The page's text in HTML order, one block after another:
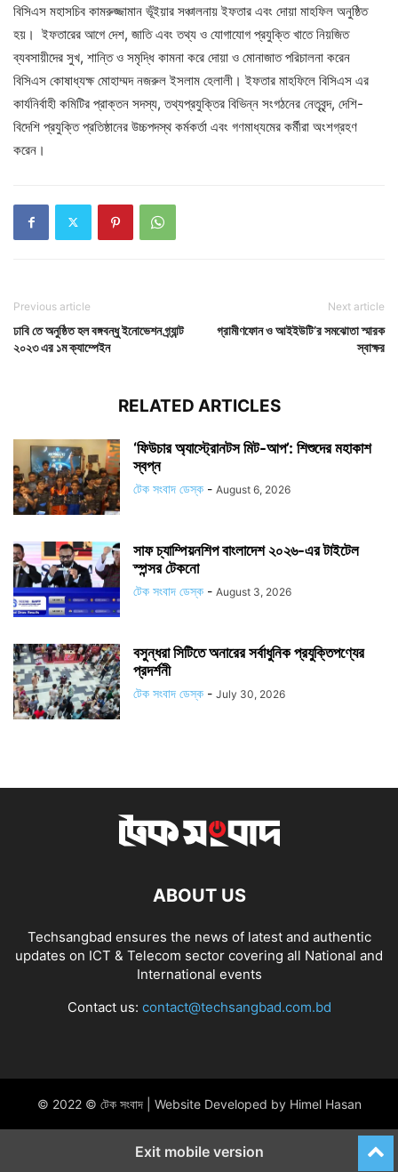
বিসিএস মহাসচিব কামরুজ্জামান ভূঁইয়ার সঞ্চালনায় ইফতার এবং দোয়া মাহফিল অনুষ্ঠিত
হয়। ইফতারের আগে দেশ, জাতি এবং তথ্য ও যোগাযোগ প্রযুক্তি খাতে নিয়জিত
ব্যবসায়ীদের সুখ, শান্তি ও সমৃদ্ধি কামনা করে দোয়া ও মোনাজাত পরিচালনা করেন
বিসিএস কোষাধ্যক্ষ মোহাম্মদ নজরুল ইসলাম হেলালী। ইফতার মাহফিলে বিসিএস এর
কার্যনির্বাহী কমিটির প্রাক্তন সদস্য, তথ্যপ্রযুক্তির বিভিন্ন সংগঠনের নেতৃবৃন্দ, দেশি-
বিদেশি প্রযুক্তি প্রতিষ্ঠানের উচ্চপদস্থ কর্মকর্তা এবং গণমাধ্যমের কর্মীরা অংশগ্রহণ
করেন।
Previous article
ঢাবি তে অনুষ্ঠিত হল বঙ্গবন্ধু ইনোভেশন গ্র্যান্ট
২০২৩ এর ১ম ক্যাম্পেইন
Next article
গ্রামীণফোন ও আইইউটি’র সমঝোতা স্মারক
স্বাক্ষর
RELATED ARTICLES
‘ফিউচার অ্যাস্ট্রোনটস মিট-আপ’: শিশুদের মহাকাশ
স্বপ্ন
টেক সংবাদ ডেস্ক - August 6, 2026
সাফ চ্যাম্পিয়নশিপ বাংলাদেশ ২০২৬-এর টাইটেল
স্পন্সর টেকনো
টেক সংবাদ ডেস্ক - August 3, 2026
বসুন্ধরা সিটিতে অনারের সর্বাধুনিক প্রযুক্তিপণ্যের
প্রদর্শনী
টেক সংবাদ ডেস্ক - July 30, 2026
ABOUT US
Techsangbad ensures the news of latest and authentic
updates on ICT & Telecom sector covering all National and
International events
Contact us: contact@techsangbad.com.bd
© 2022 © টেক সংবাদ | Website Developed by Himel Hasan
Exit mobile version